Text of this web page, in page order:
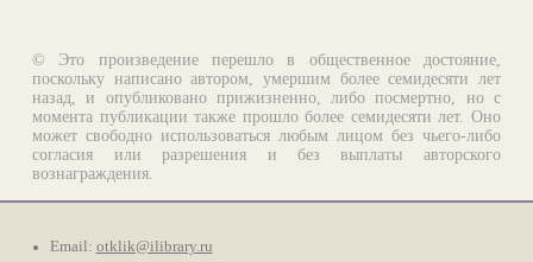
© Это произведение перешло в общественное достояние,
поскольку написано автором, умершим более семидесяти лет
назад, и опубликовано прижизненно, либо посмертно, но с
момента публикации также прошло более семидесяти лет. Оно
может свободно использоваться любым лицом без чьего-либо
согласия или разрешения и без выплаты авторского
вознаграждения.
Email: otklik@ilibrary.ru